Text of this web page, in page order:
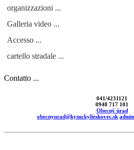
organizzazioni ...
Galleria video ...
Accesso ...
cartello stradale ...
Contatto ...
041/4231121
0948 717 101
Obecný úrad
obecnyurad@kysuckylieskovec.sk